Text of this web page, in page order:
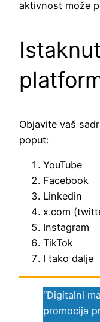
aktivnost može
Objavite vaš
poput:
YouTube
Facebook
Linkedin
x.com
Instagram
TikTok
I tako dalje
“Digitalni
promocija